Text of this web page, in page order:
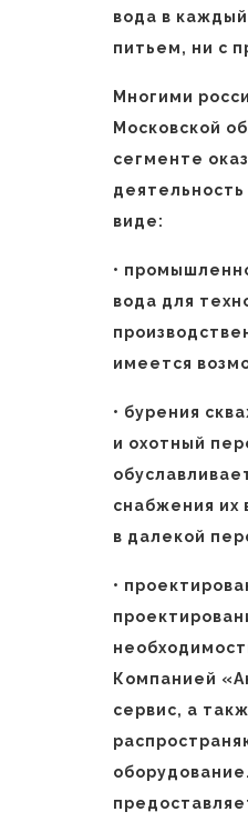
вода в
питьем, ни с
Многими
Московской
сегменте
виде:
•
вода для
имеется
• бурения
и охотный
снабжения их
в далекой
•
Компанией
сервис, а